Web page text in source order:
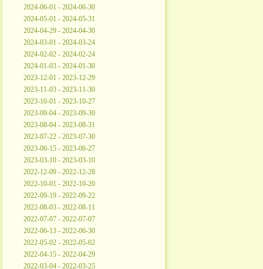
2024-06-01 - 2024-06-30
2024-05-01 - 2024-05-31
2024-04-29 - 2024-04-30
2024-03-01 - 2024-03-24
2024-02-02 - 2024-02-24
2024-01-03 - 2024-01-30
2023-12-01 - 2023-12-29
2023-11-03 - 2023-11-30
2023-10-01 - 2023-10-27
2023-09-04 - 2023-09-30
2023-08-04 - 2023-08-31
2023-07-22 - 2023-07-30
2023-06-15 - 2023-06-27
2023-03-10 - 2023-03-10
2022-12-09 - 2022-12-28
2022-10-01 - 2022-10-20
2022-09-19 - 2022-09-22
2022-08-03 - 2022-08-11
2022-07-07 - 2022-07-07
2022-06-13 - 2022-06-30
2022-05-02 - 2022-05-02
2022-04-15 - 2022-04-29
2022-03-04 - 2022-03-25